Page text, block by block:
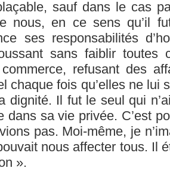
sauf dans le cas
nous, en ce sens qu’il
ses responsabilités
sans faiblir toutes
refusant des
chaque fois qu’elles ne lui
dignité. Il fut le seul qui
dans sa vie privée. C’est
pas. Moi-même, je
nous affecter tous. Il
».